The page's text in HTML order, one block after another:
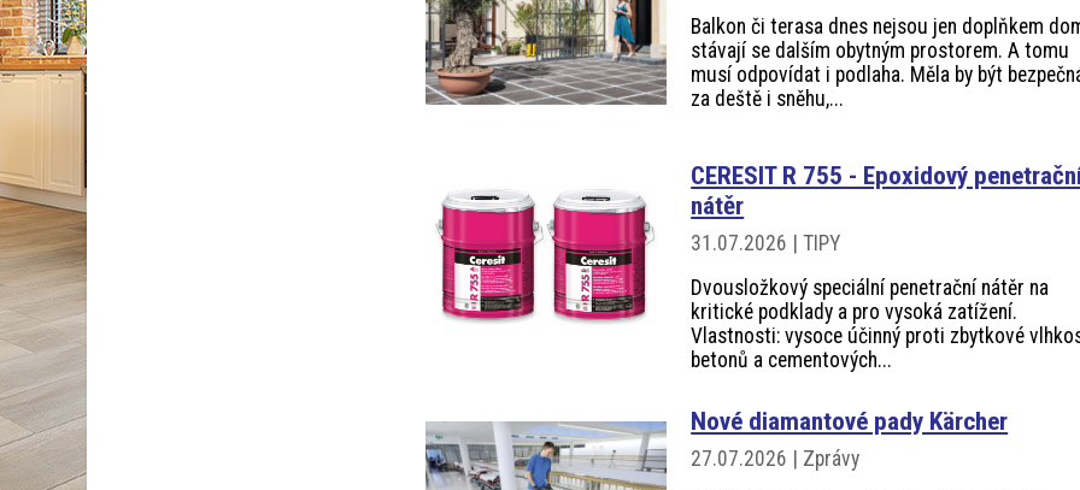
Balkon či terasa dnes nejsou jen doplňkem
stávají se dalším obytným prostorem. A tomu
musí odpovídat i podlaha. Měla by být
za deště i sněhu,...
CERESIT R 755 - Epoxidový
nátěr
31.07.2026 | TIPY
Dvousložkový speciální penetrační nátěr na
kritické podklady a pro vysoká zatížení.
Vlastnosti: vysoce účinný proti zbytkové
betonů a cementových...
Nové diamantové pady Kärcher
27.07.2026 | Zprávy